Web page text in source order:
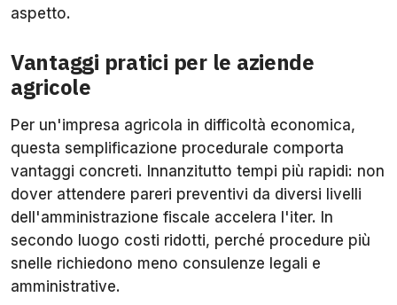
aspetto.
Vantaggi pratici per le aziende
agricole
Per un'impresa agricola in difficoltà economica,
questa semplificazione procedurale comporta
vantaggi concreti. Innanzitutto tempi più rapidi: non
dover attendere pareri preventivi da diversi livelli
dell'amministrazione fiscale accelera l'iter. In
secondo luogo costi ridotti, perché procedure più
snelle richiedono meno consulenze legali e
amministrative.